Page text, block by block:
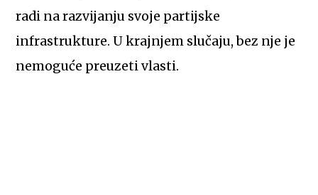
radi na razvijanju svoje partijske
infrastrukture. U krajnjem slučaju, bez nje je
nemoguće preuzeti vlasti.